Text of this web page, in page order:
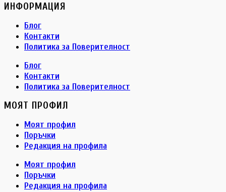
ИНФОРМАЦИЯ
Блог
Контакти
Политика за Поверителност
Блог
Контакти
Политика за Поверителност
МОЯТ ПРОФИЛ
Моят профил
Поръчки
Редакция на профила
Моят профил
Поръчки
Редакция на профила